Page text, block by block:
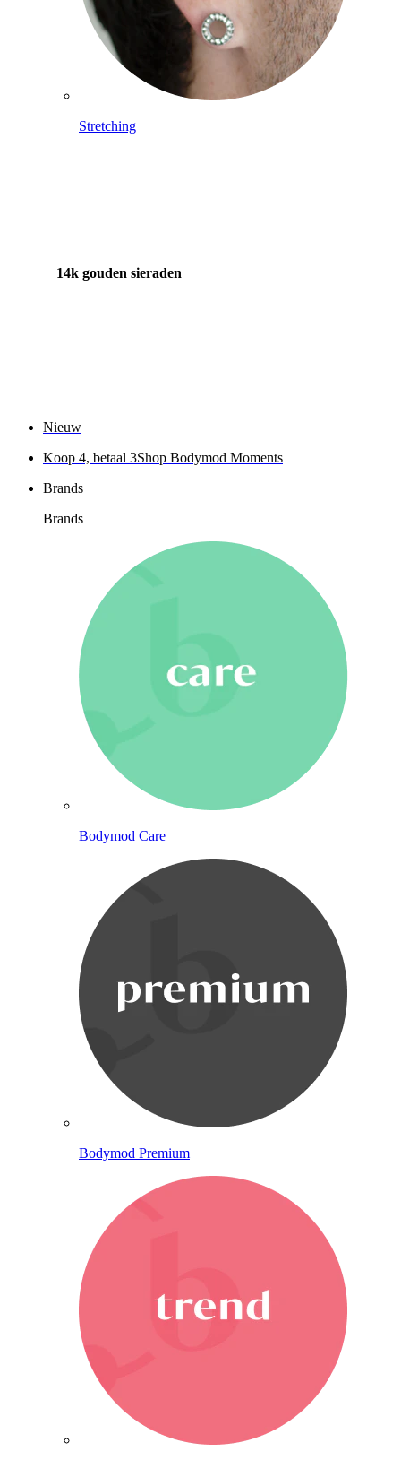
Stretching
14k gouden sieraden
Nieuw
Koop 4, betaal 3Shop Bodymod Moments
Brands
Brands
Bodymod Care
Bodymod Premium